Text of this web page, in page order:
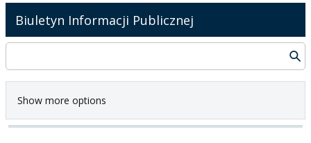
Biuletyn Informacji Publicznej
Show more options